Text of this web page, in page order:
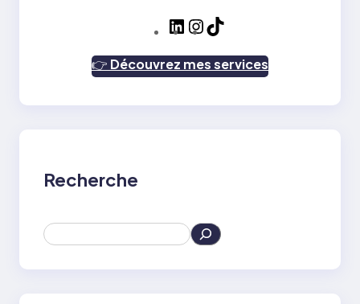
L
n
k
d
I
n
s
t
g
k
T
k
👉 Découvrez mes services
Recherche
S
e